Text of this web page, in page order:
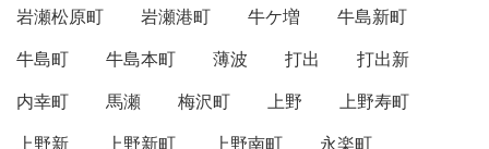
岩瀬松原町
岩瀬港町 牛ケ増
牛島新町
牛島町
牛島本町 薄波 打出
打出新
内幸町
馬瀬 梅沢町 上野
上野寿町
上野新
上野新町 上野南町
永楽町